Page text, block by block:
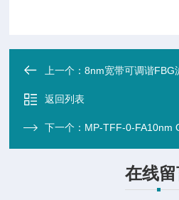
上一个：8nm宽带可调谐FBG
返回列表
下一个： MP-TFF-0-FA10nm O band 可调谐
在线